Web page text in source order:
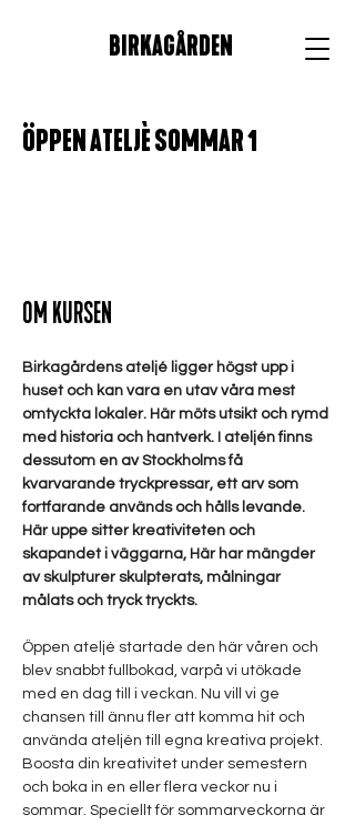
BIRKAGÅRDEN
ÖPPEN ATELJÈ SOMMAR 1
OM KURSEN
Birkagårdens ateljé ligger högst upp i
huset och kan vara en utav våra mest
omtyckta lokaler. Här möts utsikt och rymd
med historia och hantverk. I ateljén finns
dessutom en av Stockholms få
kvarvarande tryckpressar, ett arv som
fortfarande används och hålls levande.
Här uppe sitter kreativiteten och
skapandet i väggarna, Här har mängder
av skulpturer skulpterats, målningar
målats och tryck tryckts.
Öppen ateljé startade den här våren och
blev snabbt fullbokad, varpå vi utökade
med en dag till i veckan. Nu vill vi ge
chansen till ännu fler att komma hit och
använda ateljén till egna kreativa projekt.
Boosta din kreativitet under semestern
och boka in en eller flera veckor nu i
sommar. Speciellt för sommarveckorna är